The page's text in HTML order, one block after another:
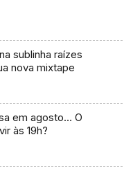
sublinha raízes
nova mixtape
em agosto… O
às 19h?